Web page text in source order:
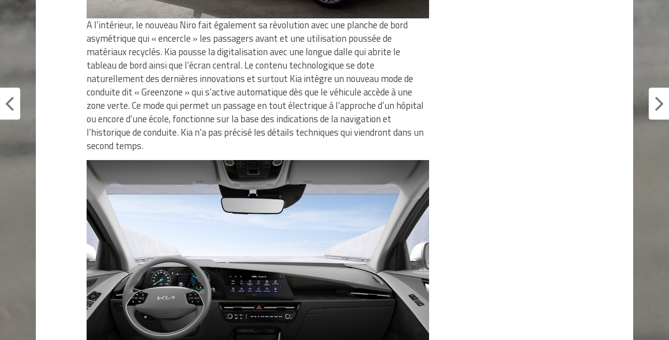
A l’intérieur, le nouveau Niro fait également sa révolution avec une planche de bord
asymétrique qui « encercle » les passagers avant et une utilisation poussée de
matériaux recyclés. Kia pousse la digitalisation avec une longue dalle qui abrite le
tableau de bord ainsi que l’écran central. Le contenu technologique se dote
naturellement des dernières innovations et surtout Kia intègre un nouveau mode de
conduite dit « Greenzone » qui s’active automatique dès que le véhicule accède à une
zone verte. Ce mode qui permet un passage en tout électrique à l’approche d’un hôpital
ou encore d’une école, fonctionne sur la base des indications de la navigation et
l’historique de conduite. Kia n’a pas précisé les détails techniques qui viendront dans un
second temps.